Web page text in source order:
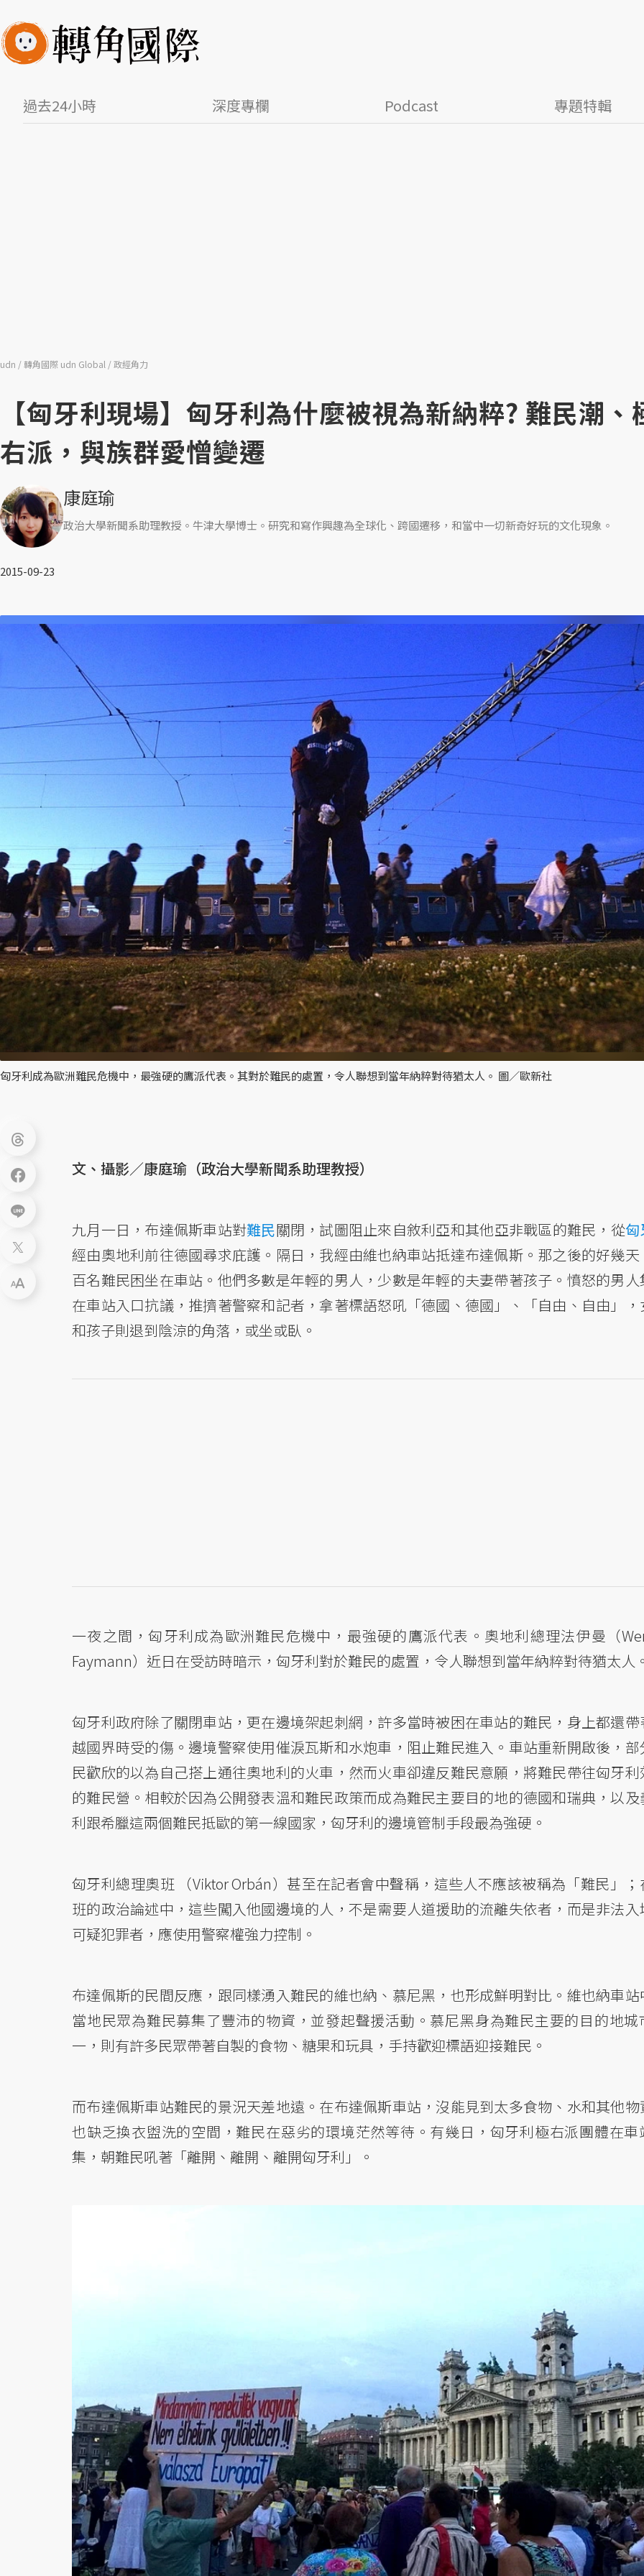
過去24小時 深度專欄 Podcast 專題特輯
udn 轉角國際 udn Global 政經角力
【匈牙利現場】匈牙利為什麼被視為新納粹? 難民潮、
右派，與族群愛憎變遷
康庭瑜
政治大學新聞系助理教授。牛津大學博士。研究和寫作興趣為全球化、跨國遷移，和當中一切新奇好玩的文化現象。
2015-09-23
匈牙利成為歐洲難民危機中，最強硬的鷹派代表。其對於難民的處置，令人聯想到當年納粹對待猶太人。 圖／歐新社
文、攝影／康庭瑜（政治大學新聞系助理教授）
九月一日，布達佩斯車站對難民關閉，試圖阻止來自敘利亞和其他亞非戰區的難民，從匈
經由奧地利前往德國尋求庇護。隔日，我經由維也納車站抵達布達佩斯。那之後的好幾天
百名難民困坐在車站。他們多數是年輕的男人，少數是年輕的夫妻帶著孩子。憤怒的男人
在車站入口抗議，推擠著警察和記者，拿著標語怒吼「德國、德國」、「自由、自由」，
和孩子則退到陰涼的角落，或坐或臥。
一夜之間，匈牙利成為歐洲難民危機中，最強硬的鷹派代表。奧地利總理法伊曼（
Faymann）近日在受訪時暗示，匈牙利對於難民的處置，令人聯想到當年納粹對待猶太人
匈牙利政府除了關閉車站，更在邊境架起刺網，許多當時被困在車站的難民，身上都還帶
越國界時受的傷。邊境警察使用催淚瓦斯和水炮車，阻止難民進入。車站重新開啟後，部
民歡欣的以為自己搭上通往奧地利的火車，然而火車卻違反難民意願，將難民帶往匈牙利
的難民營。相較於因為公開發表溫和難民政策而成為難民主要目的地的德國和瑞典，以及
利跟希臘這兩個難民抵歐的第一線國家，匈牙利的邊境管制手段最為強硬。
匈牙利總理奧班 （Viktor Orbán）甚至在記者會中聲稱，這些人不應該被稱為「難民」；
班的政治論述中，這些闖入他國邊境的人，不是需要人道援助的流離失依者，而是非法入
可疑犯罪者，應使用警察權強力控制。
布達佩斯的民間反應，跟同樣湧入難民的維也納、慕尼黑，也形成鮮明對比。維也納車站
當地民眾為難民募集了豐沛的物資，並發起聲援活動。慕尼黑身為難民主要的目的地城
一，則有許多民眾帶著自製的食物、糖果和玩具，手持歡迎標語迎接難民。
而布達佩斯車站難民的景況天差地遠。在布達佩斯車站，沒能見到太多食物、水和其他物
也缺乏換衣盥洗的空間，難民在惡劣的環境茫然等待。有幾日，匈牙利極右派團體在車
集，朝難民吼著「離開、離開、離開匈牙利」。